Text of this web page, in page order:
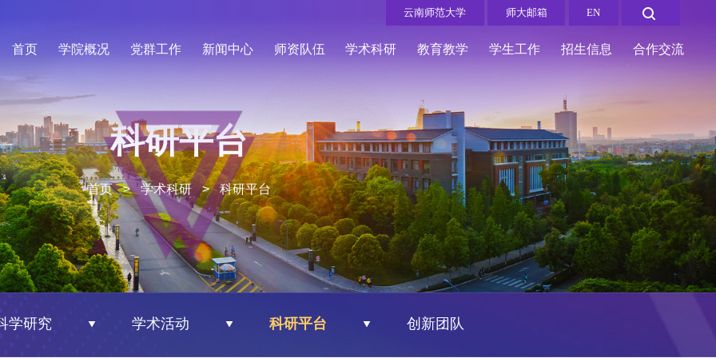
云南师范大学 师大邮箱 EN
首页 学院概况 党群工作 新闻中心 师资队伍 学术科研 教育教学 学生工作 招生信息 合作交流
科研平台
首页 > 学术科研 > 科研平台
学研究 学术活动 科研平台 创新团队